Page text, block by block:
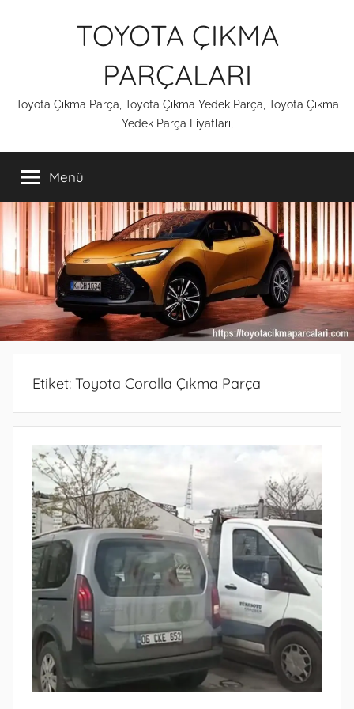
TOYOTA ÇIKMA
PARÇALARI
Toyota Çıkma Parça, Toyota Çıkma Yedek Parça, Toyota Çıkma
Yedek Parça Fiyatları,
Menü
Etiket: Toyota Corolla Çıkma Parça